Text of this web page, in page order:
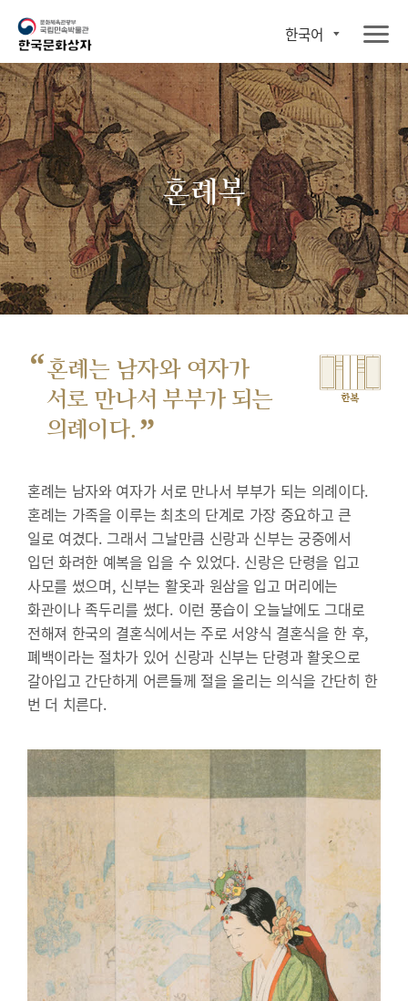
한국어
혼례복
“혼례는 남자와 여자가
서로 만나서 부부가 되는
의례이다. ”
한복
혼례는 남자와 여자가 서로 만나서 부부가 되는 의례이다.
혼례는 가족을 이루는 최초의 단계로 가장 중요하고 큰
일로 여겼다. 그래서 그날만큼 신랑과 신부는 궁중에서
입던 화려한 예복을 입을 수 있었다. 신랑은 단령을 입고
사모를 썼으며, 신부는 활옷과 원삼을 입고 머리에는
화관이나 족두리를 썼다. 이런 풍습이 오늘날에도 그대로
전해져 한국의 결혼식에서는 주로 서양식 결혼식을 한 후,
폐백이라는 절차가 있어 신랑과 신부는 단령과 활옷으로
갈아입고 간단하게 어른들께 절을 올리는 의식을 간단히 한
번 더 치른다.